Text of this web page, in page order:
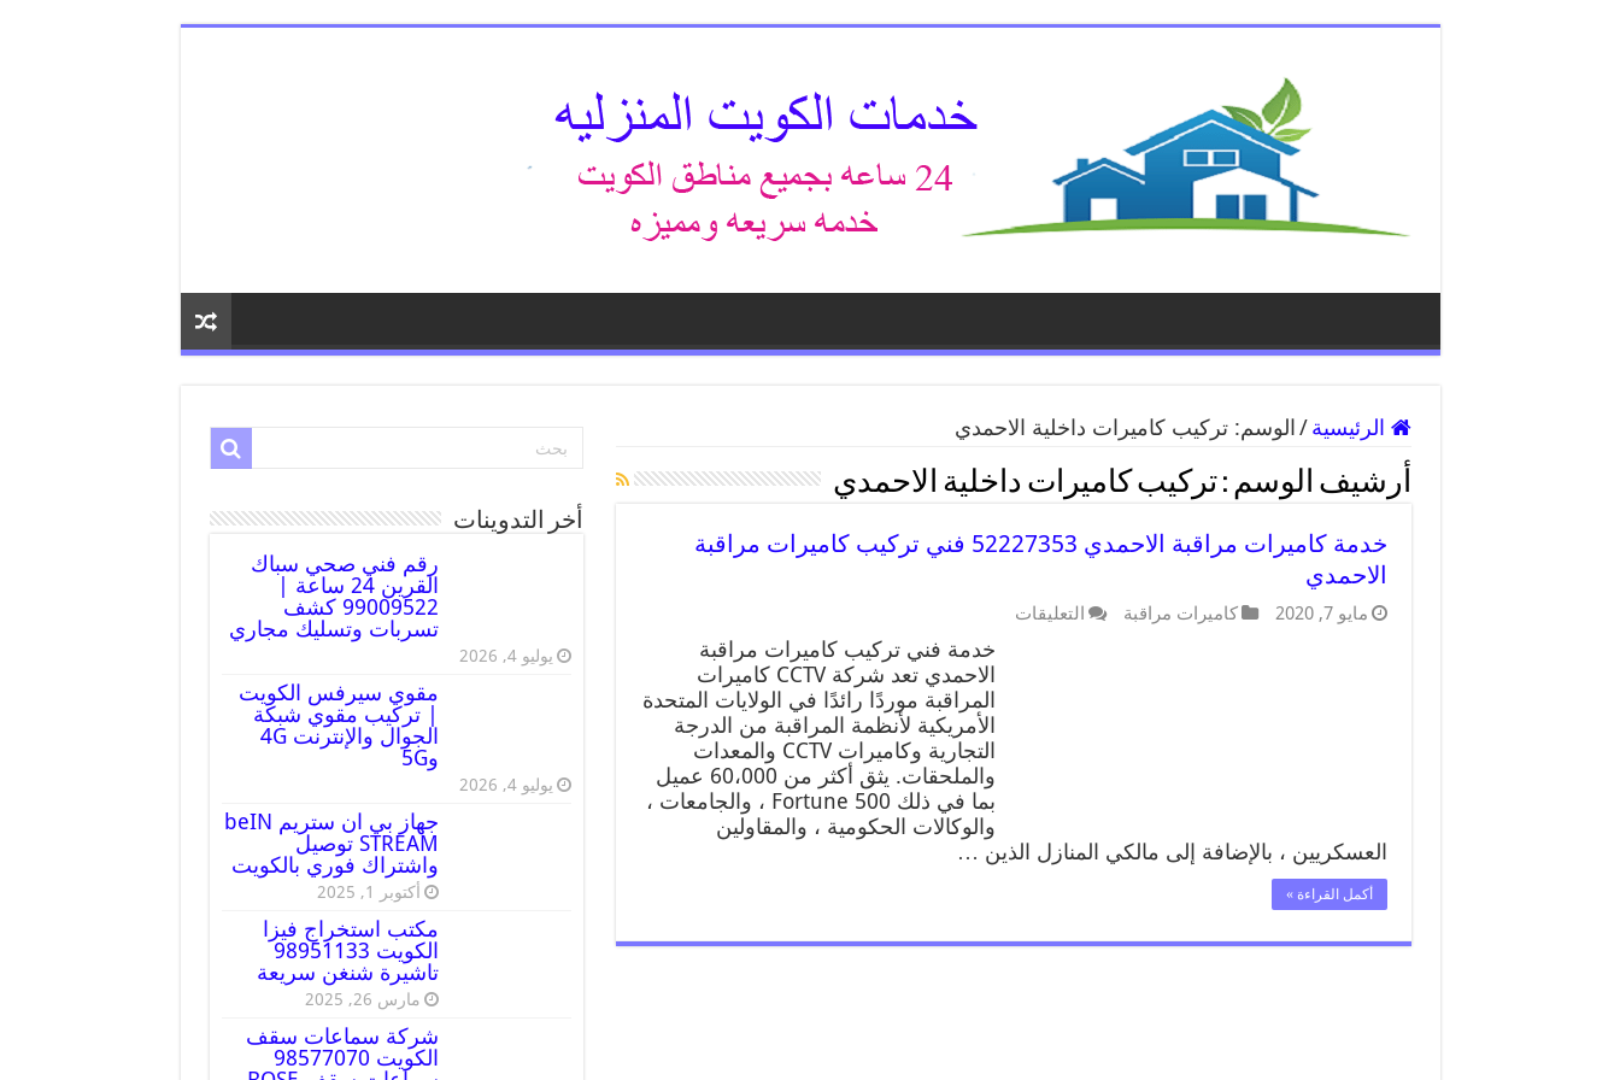
الرئيسية / الوسم:تركيب كاميرات داخلية الاحمدي
أرشيف الوسم :تركيب كاميرات داخلية الاحمدي
خدمة كاميرات مراقبة الاحمدي 52227353 فني تركيب كاميرات مراقبة
الاحمدي
مايو 7, 2020 كاميرات مراقبة التعليقات
خدمة فني تركيب كاميرات مراقبة
الاحمدي تعد شركة CCTV كاميرات
المراقبة موردًا رائدًا في الولايات المتحدة
الأمريكية لأنظمة المراقبة من الدرجة
التجارية وكاميرات CCTV والمعدات
والملحقات. يثق أكثر من 60،000 عميل
بما في ذلك Fortune 500 ، والجامعات ،
والوكالات الحكومية ، والمقاولين
العسكريين ، بالإضافة إلى مالكي المنازل الذين …
أكمل القراءة »
أخر التدوينات
رقم فني صحي سباك
القرين 24 ساعة |
99009522 كشف
تسربات وتسليك مجاري
يوليو 4, 2026
مقوي سيرفس الكويت
| تركيب مقوي شبكة
الجوال والإنترنت 4G
و5G
يوليو 4, 2026
جهاز بي ان ستريم beIN
STREAM توصيل
واشتراك فوري بالكويت
أكتوبر 1, 2025
مكتب استخراج فيزا
الكويت 98951133
تاشيرة شنغن سريعة
مارس 26, 2025
شركة سماعات سقف
الكويت 98577070